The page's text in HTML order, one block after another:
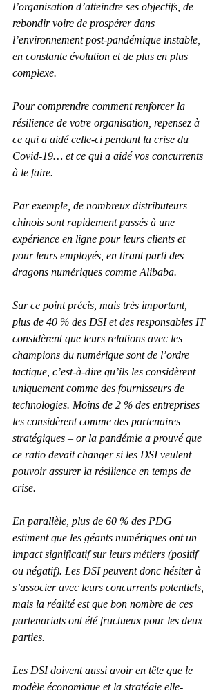
l’organisation d’atteindre ses objectifs, de
rebondir voire de prospérer dans
l’environnement post-pandémique instable,
en constante évolution et de plus en plus
complexe.
Pour comprendre comment renforcer la
résilience de votre organisation, repensez à
ce qui a aidé celle-ci pendant la crise du
Covid-19… et ce qui a aidé vos concurrents
à le faire.
Par exemple, de nombreux distributeurs
chinois sont rapidement passés à une
expérience en ligne pour leurs clients et
pour leurs employés, en tirant parti des
dragons numériques comme Alibaba.
Sur ce point précis, mais très important,
plus de 40 % des DSI et des responsables IT
considèrent que leurs relations avec les
champions du numérique sont de l’ordre
tactique, c’est-à-dire qu’ils les considèrent
uniquement comme des fournisseurs de
technologies. Moins de 2 % des entreprises
les considèrent comme des partenaires
stratégiques – or la pandémie a prouvé que
ce ratio devait changer si les DSI veulent
pouvoir assurer la résilience en temps de
crise.
En parallèle, plus de 60 % des PDG
estiment que les géants numériques ont un
impact significatif sur leurs métiers (positif
ou négatif). Les DSI peuvent donc hésiter à
s’associer avec leurs concurrents potentiels,
mais la réalité est que bon nombre de ces
partenariats ont été fructueux pour les deux
parties.
Les DSI doivent aussi avoir en tête que le
modèle économique et la stratégie elle-